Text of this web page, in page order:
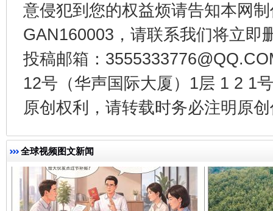
意侵犯到您的权益烦请告知本网
GAN160003，请联系我们将立即
投稿邮箱：
12号（华声国际大厦）1层 1 2 1
原创权利，请转载时务必注明原
全球视频图文新闻
千年窑火 生生不息 一